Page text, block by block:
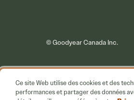
© Goodyear Canada Inc.
Ce site Web utilise des cookies et des
performances et partager des données